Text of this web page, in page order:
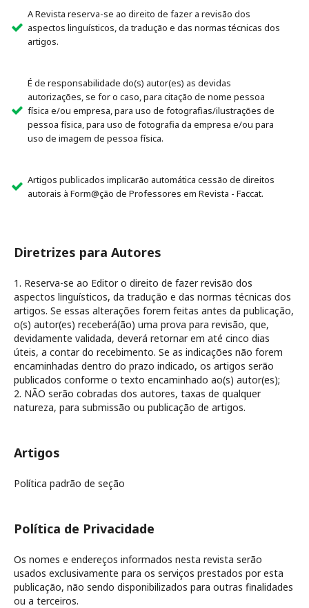
A Revista reserva-se ao direito de fazer a revisão dos
aspectos linguísticos, da tradução e das normas técnicas dos
artigos.
É de responsabilidade do(s) autor(es) as devidas
autorizações, se for o caso, para citação de nome pessoa
física e/ou empresa, para uso de fotografias/ilustrações de
pessoa física, para uso de fotografia da empresa e/ou para
uso de imagem de pessoa física.
Artigos publicados implicarão automática cessão de direitos
autorais à Form@ção de Professores em Revista - Faccat.
Diretrizes para Autores
1. Reserva-se ao Editor o direito de fazer revisão dos
aspectos linguísticos, da tradução e das normas técnicas dos
artigos. Se essas alterações forem feitas antes da publicação,
o(s) autor(es) receberá(ão) uma prova para revisão, que,
devidamente validada, deverá retornar em até cinco dias
úteis, a contar do recebimento. Se as indicações não forem
encaminhadas dentro do prazo indicado, os artigos serão
publicados conforme o texto encaminhado ao(s) autor(es);
2. NÃO serão cobradas dos autores, taxas de qualquer
natureza, para submissão ou publicação de artigos.
Artigos
Política padrão de seção
Política de Privacidade
Os nomes e endereços informados nesta revista serão
usados exclusivamente para os serviços prestados por esta
publicação, não sendo disponibilizados para outras finalidades
ou a terceiros.